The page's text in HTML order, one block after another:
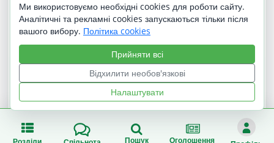
Посол світу
Редис Дієго
Розділи Пошук Оголошення
Ми використовуємо необхідні cookies для роботи сайту.
Аналітичні та рекламні cookies запускаються тільки після
вашого вибору. Політика cookies
Прийняти всі
Відхилити необов'язкові
Налаштувати